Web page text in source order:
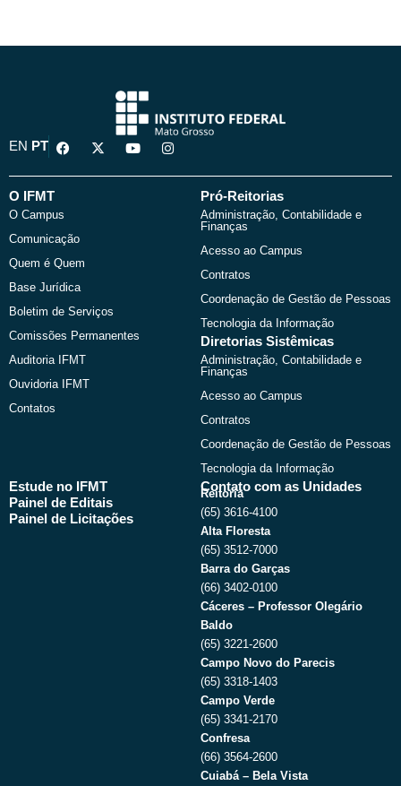
EN PT
F
a
e
o
k
X
-
w
Y
o
t
I
n
t
O IFMT
O Campus
Comunicação
Quem é Quem
Base Jurídica
Boletim de Serviços
Comissões Permanentes
Auditoria IFMT
Ouvidoria IFMT
Contatos
Pró-Reitorias
Administração, Contabilidade e
Finanças
Acesso ao Campus
Contratos
Coordenação de Gestão de Pessoas
Tecnologia da Informação
Diretorias Sistêmicas
Administração, Contabilidade e
Finanças
Acesso ao Campus
Contratos
Coordenação de Gestão de Pessoas
Tecnologia da Informação
Estude no IFMT
Painel de Editais
Painel de Licitações
Contato com as Unidades
Reitoria
(65) 3616-4100
Alta Floresta
(65) 3512-7000
Barra do Garças
(66) 3402-0100
Cáceres – Professor Olegário
Baldo
(65) 3221-2600
Campo Novo do Parecis
(65) 3318-1403
Campo Verde
(65) 3341-2170
Confresa
(66) 3564-2600
Cuiabá – Bela Vista